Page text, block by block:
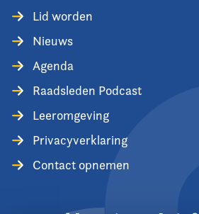
Lid worden
Nieuws
Agenda
Raadsleden Podcast
Leeromgeving
Privacyverklaring
Contact opnemen